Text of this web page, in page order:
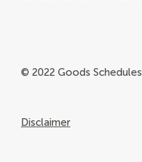
© 2022 Goods Schedules
Disclaimer